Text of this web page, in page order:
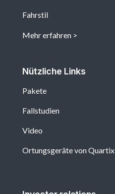
Fahrstil
Mehr erfahren
Nützliche Links
Pakete
Fallstudien
Video
Ortungsgeräte von Quartix